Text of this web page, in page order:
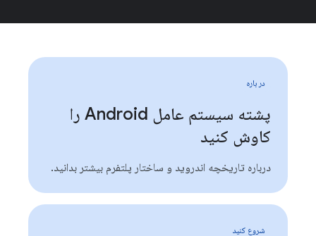
در باره
پشته سیستم عامل Android را
کاوش کنید
درباره تاریخچه اندروید و ساختار پلتفرم بیشتر بدانید.
شروع کنید